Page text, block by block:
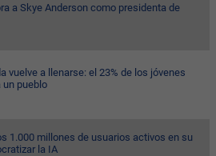
a Skye Anderson como presidenta de
vuelve a llenarse: el 23% de los jóvenes
un pueblo
1.000 millones de usuarios activos en su
la IA